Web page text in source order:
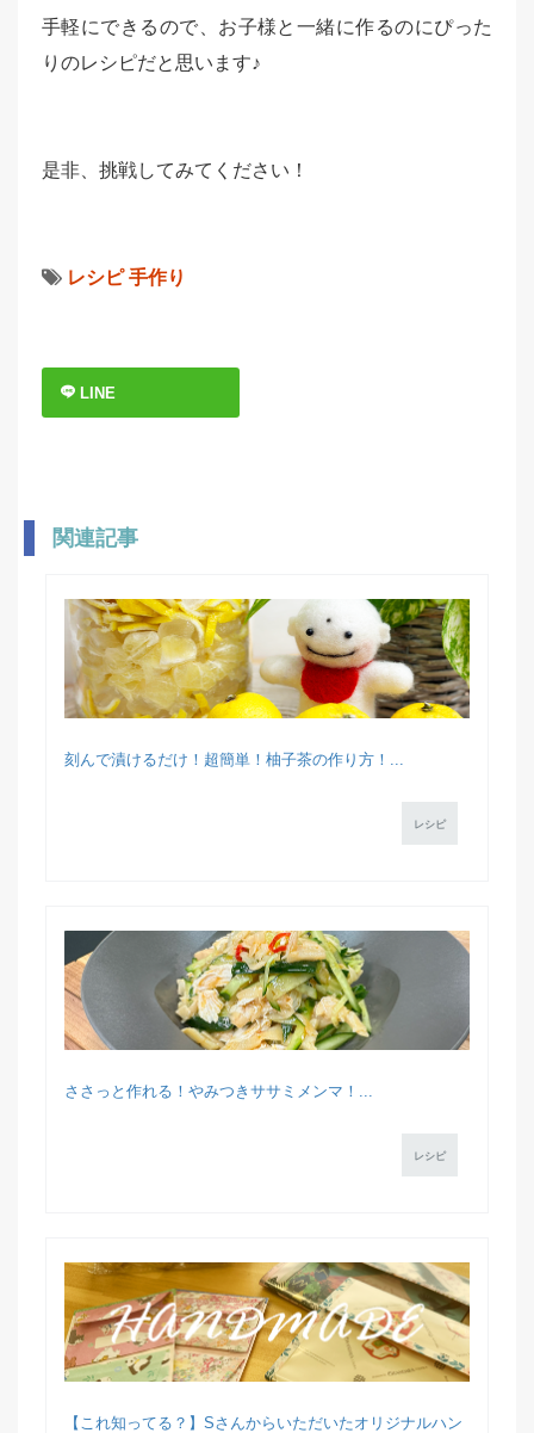
手軽にできるので、お子様と一緒に作るのにぴった
りのレシピだと思います♪
是非、挑戦してみてください！
レシピ 手作り
LINE
関連記事
刻んで漬けるだけ！超簡単！柚子茶の作り方！...
レシピ
ささっと作れる！やみつきササミメンマ！...
レシピ
【これ知ってる？】Sさんからいただいたオリジナルハン